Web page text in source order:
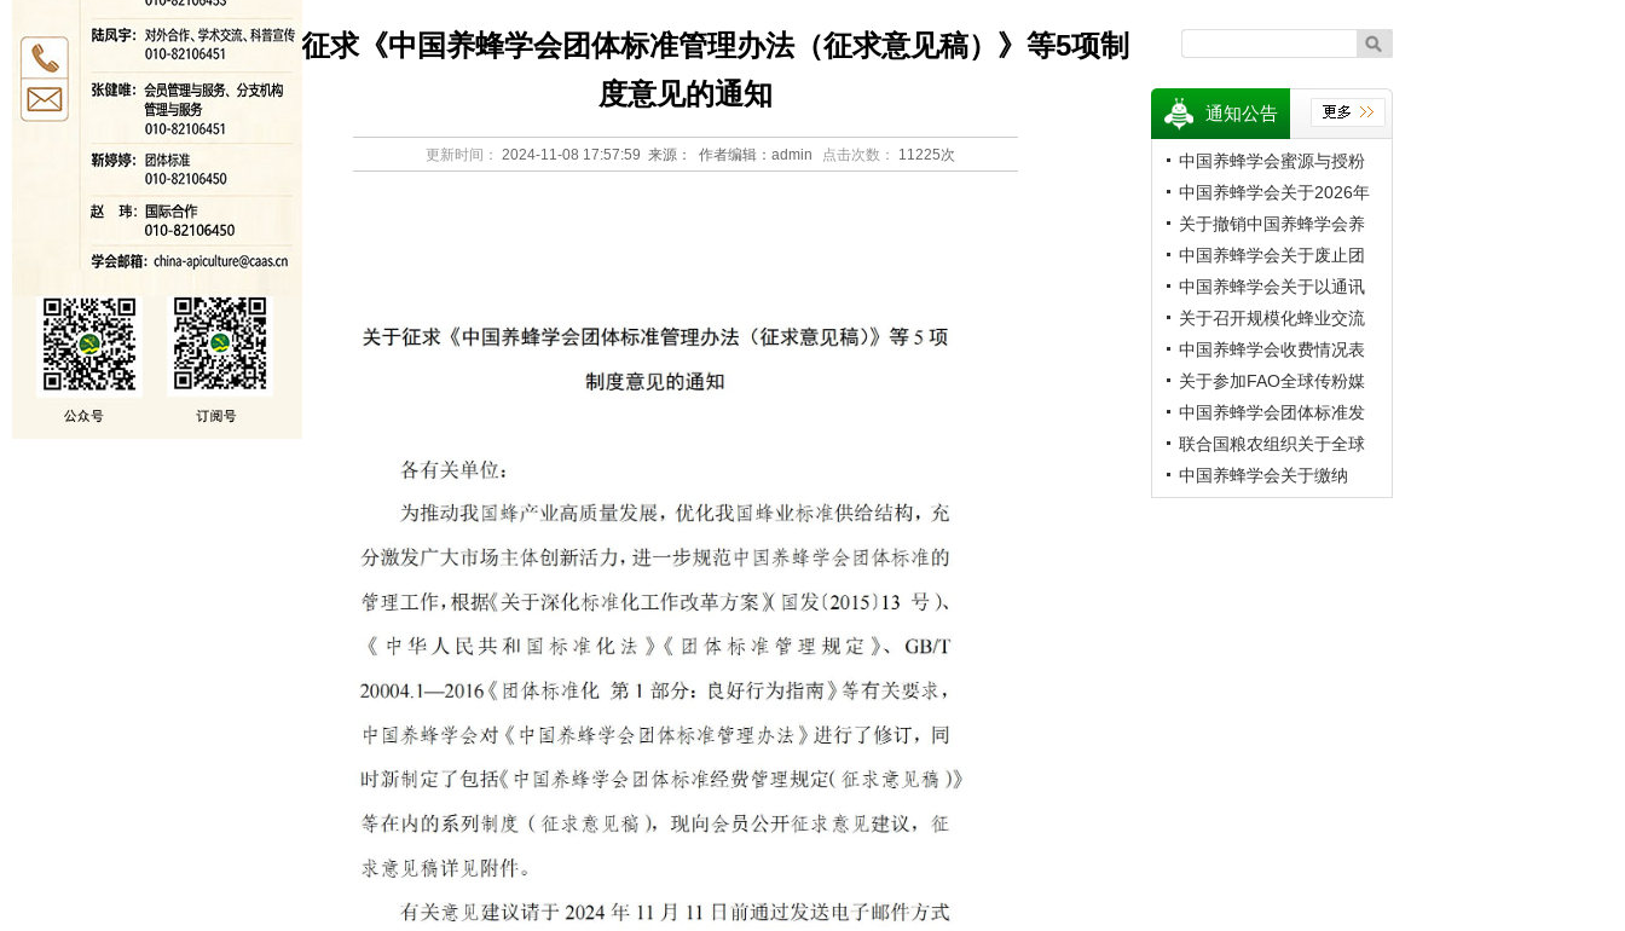
关于征求《中国养蜂学会团体标准管理办法（征求意见稿）》等5项制
度意见的通知
更新时间： 2024-11-08 17:57:59 来源： 作者编辑：admin 点击次数： 11225次
通知公告
中国养蜂学会蜜源与授粉
专业委员会第20次蜜蜂授
粉学术交流会暨向日葵授
粉现场观摩会通知 （第二
轮）
中国养蜂学会关于2026年
学术年会的预通知
关于撤销中国养蜂学会养
蜂者专业委员会的公告
中国养蜂学会关于废止团
体标准《成熟蜂蜜》的公
告
中国养蜂学会关于以通讯
方式召开第九届第四次理
事会的通知
关于召开规模化蜂业交流
观摩会的通知
中国养蜂学会收费情况表
关于参加FAO全球传粉媒
介平台研讨会的通知
中国养蜂学会团体标准发
布公告
联合国粮农组织关于全球
传粉媒介平台研讨会的通
中国养蜂学会关于缴纳